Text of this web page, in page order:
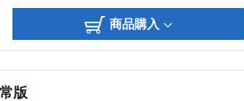
商品購入
版